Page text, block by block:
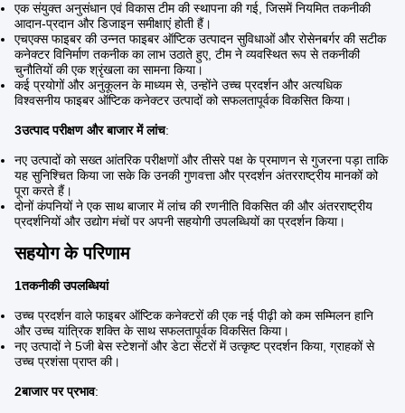
एक संयुक्त अनुसंधान एवं विकास टीम की स्थापना की गई, जिसमें नियमित तकनीकी
आदान-प्रदान और डिजाइन समीक्षाएं होती हैं।
एचएक्स फाइबर की उन्नत फाइबर ऑप्टिक उत्पादन सुविधाओं और रोसेनबर्गर की सटीक
कनेक्टर विनिर्माण तकनीक का लाभ उठाते हुए, टीम ने व्यवस्थित रूप से तकनीकी
चुनौतियों की एक श्रृंखला का सामना किया।
कई प्रयोगों और अनुकूलन के माध्यम से, उन्होंने उच्च प्रदर्शन और अत्यधिक
विश्वसनीय फाइबर ऑप्टिक कनेक्टर उत्पादों को सफलतापूर्वक विकसित किया।
3उत्पाद परीक्षण और बाजार में लांच:
नए उत्पादों को सख्त आंतरिक परीक्षणों और तीसरे पक्ष के प्रमाणन से गुजरना पड़ा ताकि
यह सुनिश्चित किया जा सके कि उनकी गुणवत्ता और प्रदर्शन अंतरराष्ट्रीय मानकों को
पूरा करते हैं।
दोनों कंपनियों ने एक साथ बाजार में लांच की रणनीति विकसित की और अंतरराष्ट्रीय
प्रदर्शनियों और उद्योग मंचों पर अपनी सहयोगी उपलब्धियों का प्रदर्शन किया।
सहयोग के परिणाम
1तकनीकी उपलब्धियां
उच्च प्रदर्शन वाले फाइबर ऑप्टिक कनेक्टरों की एक नई पीढ़ी को कम सम्मिलन हानि
और उच्च यांत्रिक शक्ति के साथ सफलतापूर्वक विकसित किया।
नए उत्पादों ने 5जी बेस स्टेशनों और डेटा सेंटरों में उत्कृष्ट प्रदर्शन किया, ग्राहकों से
उच्च प्रशंसा प्राप्त की।
2बाजार पर प्रभाव: